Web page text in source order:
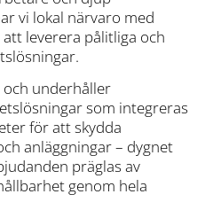
vi lokal närvaro med
leverera pålitliga och
underhåller
som integreras
för att skydda
anläggningar – dygnet
präglas av
genom hela